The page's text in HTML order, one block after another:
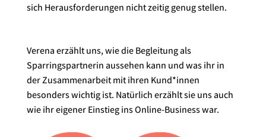
sich Herausforderungen nicht zeitig genug stellen.
Verena erzählt uns, wie die Begleitung als
Sparringspartnerin aussehen kann und was ihr in
der Zusammenarbeit mit ihren Kund*innen
besonders wichtig ist. Natürlich erzählt sie uns auch
wie ihr eigener Einstieg ins Online-Business war.